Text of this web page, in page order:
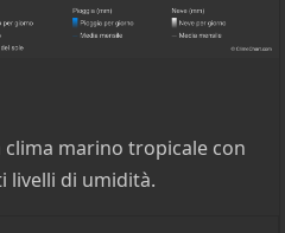
clima marino tropicale con
livelli di umidità.